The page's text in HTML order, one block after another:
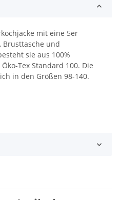
mit eine 5er
Brusttasche und
sie aus 100%
Tex Standard 100. Die
in den Größen 98-140.